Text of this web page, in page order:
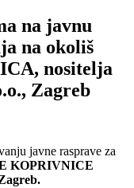
na javnu
na okoliš
nositelja
Zagreb
javne rasprave za
KOPRIVNICE